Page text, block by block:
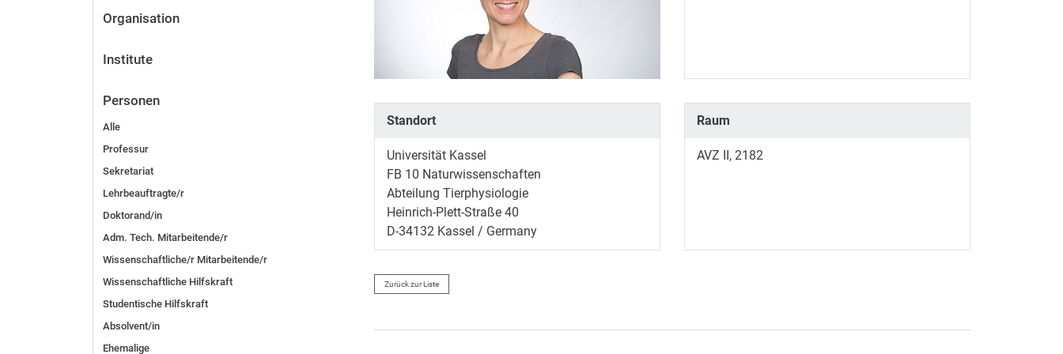
Organisation
Institute
Personen
Alle
Professur
Sekretariat
Lehrbeauftragte/r
Doktorand/in
Adm. Tech. Mitarbeitende/r
Wissenschaftliche/r Mitarbeitende/r
Wissenschaftliche Hilfskraft
Studentische Hilfskraft
Absolvent/in
Ehemalige
Standort
Universität Kassel
FB 10 Naturwissenschaften
Abteilung Tierphysiologie
Heinrich-Plett-Straße 40
D-34132 Kassel / Germany
Raum
AVZ II, 2182
Zurück zur Liste